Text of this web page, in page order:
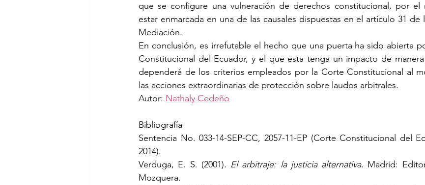
que se configure una vulneración de derechos constitucional, por
estar enmarcada en una de las causales dispuestas en el artículo 31 de
Mediación.
En conclusión, es irrefutable el hecho que una puerta ha sido abierta
Constitucional del Ecuador, y el que esta tenga un impacto de
dependerá de los criterios empleados por la Corte Constitucional al
las acciones extraordinarias de protección sobre laudos arbitrales.
Autor: Nathaly Cedeño
Bibliografía
Sentencia No. 033-14-SEP-CC, 2057-11-EP (Corte Constitucional del
2014).
Verduga, E. S. (2001). El arbitraje: la justicia alternativa. Madrid:
Mozquera.